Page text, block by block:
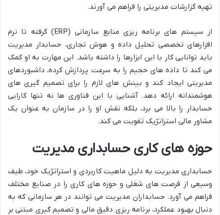
تهیه گزارشات مدیریتی را فراهم می آورند.
از سیستم های برنامه ریزی منابع سازمانی (ERP) گرفته تا نرم
افزارهای تخصصی تحلیل داده و هوش تجاری، حسابدار مدیریت
باید توانایی کار با این ابزارها را داشته باشد. این مهارت به او کمک
می کند تا داده های حجیم را به سرعت پردازش کرده، داشبوردهای
مدیریتی ایجاد کند و بینش های لازم را برای تصمیم گیری های
هوشمندانه ارائه دهد. آشنایی با این فناوری ها نه تنها کارایی
حسابدار را بالا می برد، بلکه نقش او را در سازمان به عنوان یک
مشاور مالی استراتژیک تقویت می کند.
حوزه های کاری حسابداری مدیریت
حسابداری مدیریت به دلیل ماهیت کاربردی و استراتژیک خود، طیف
وسیعی از فرصت های شغلی و حوزه های کاری را در صنایع مختلف
فراهم می آورد. حسابداران مدیریت می توانند در هر سازمانی که به
دنبال بهبود عملکرد، برنامه ریزی دقیق مالی و تصمیم گیری مبتنی بر